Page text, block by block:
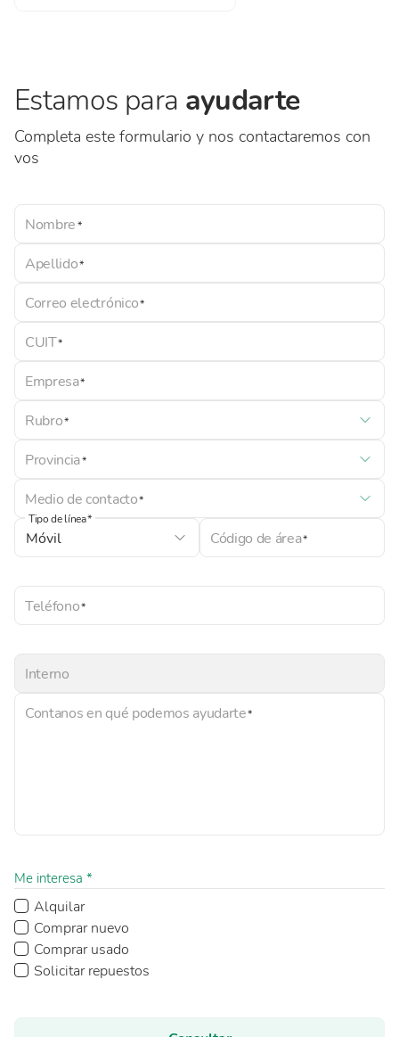
Estamos para ayudarte
Completa este formulario y nos contactaremos con
vos
Nombre
Apellido
Correo electrónico
CUIT
Empresa
Rubro
Provincia
Medio de contacto
Tipo de línea
Código de área
Interno
Teléfono
Contanos en qué podemos ayudarte
Me interesa *
Alquilar
Comprar nuevo
Comprar usado
Solicitar repuestos